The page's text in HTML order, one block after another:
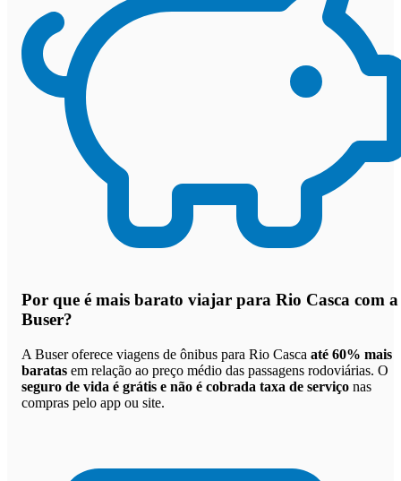
Por que é mais barato viajar para Rio Casca com a
Buser?
A Buser oferece viagens de ônibus para Rio Casca até 60% mais
baratas em relação ao preço médio das passagens rodoviárias. O
seguro de vida é grátis e não é cobrada taxa de serviço nas
compras pelo app ou site.